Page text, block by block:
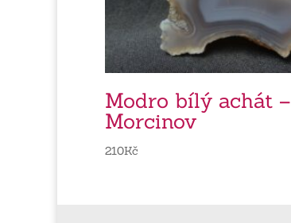
Modro bílý achát –
Morcinov
210Kč